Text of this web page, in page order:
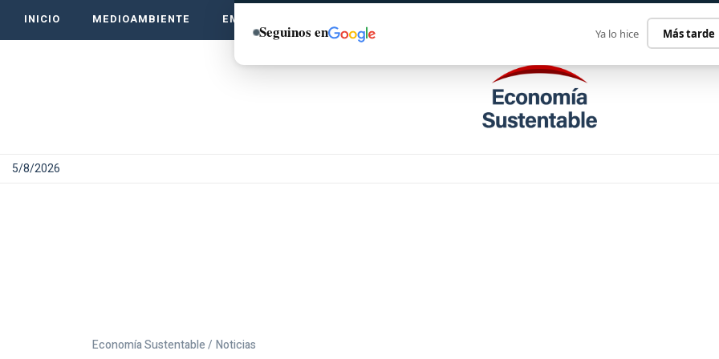
INICIO MEDIOAMBIENTE EMPRENDE VERDE
5/8/2026
Economía Sustentable / Noticias
Seguinos en Ya lo hice Más tarde